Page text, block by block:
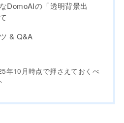
DomoAIの「透明背景出
& Q&A
年10月時点で押さえておくべ